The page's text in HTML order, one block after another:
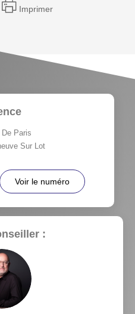
Imprimer
Paris
Sur Lot
Voir le numéro
: